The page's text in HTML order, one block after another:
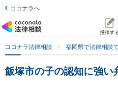
ココナラへ
投稿す
ココナラ法律相談 福岡県で法律相談
飯塚市の子の認知に強い